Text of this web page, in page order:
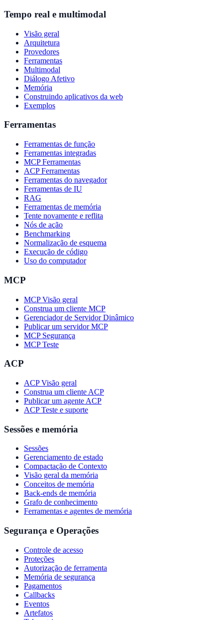
Tempo real e multimodal
Visão geral
Arquitetura
Provedores
Ferramentas
Multimodal
Diálogo Afetivo
Memória
Construindo aplicativos da web
Exemplos
Ferramentas
Ferramentas de função
Ferramentas integradas
MCP Ferramentas
ACP Ferramentas
Ferramentas do navegador
Ferramentas de IU
RAG
Ferramentas de memória
Tente novamente e reflita
Nós de ação
Benchmarking
Normalização de esquema
Execução de código
Uso do computador
MCP
MCP Visão geral
Construa um cliente MCP
Gerenciador de Servidor Dinâmico
Publicar um servidor MCP
MCP Segurança
MCP Teste
ACP
ACP Visão geral
Construa um cliente ACP
Publicar um agente ACP
ACP Teste e suporte
Sessões e memória
Sessões
Gerenciamento de estado
Compactação de Contexto
Visão geral da memória
Conceitos de memória
Back-ends de memória
Grafo de conhecimento
Ferramentas e agentes de memória
Segurança e Operações
Controle de acesso
Proteções
Autorização de ferramenta
Memória de segurança
Pagamentos
Callbacks
Eventos
Artefatos